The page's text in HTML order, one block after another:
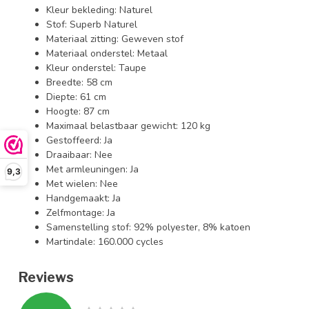
9,3
Kleur bekleding: Naturel
Stof: Superb Naturel
Materiaal zitting: Geweven stof
Materiaal onderstel: Metaal
Kleur onderstel: Taupe
Breedte: 58 cm
Diepte: 61 cm
Hoogte: 87 cm
Maximaal belastbaar gewicht: 120 kg
Gestoffeerd: Ja
Draaibaar: Nee
Met armleuningen: Ja
Met wielen: Nee
Handgemaakt: Ja
Zelfmontage: Ja
Samenstelling stof: 92% polyester, 8% katoen
Martindale: 160.000 cycles
Reviews